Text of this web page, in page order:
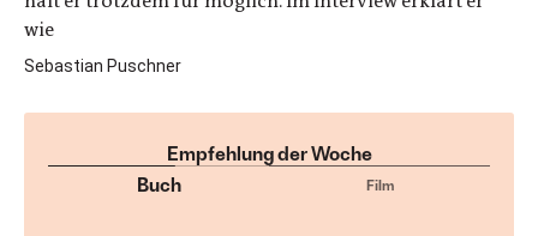
wie
Sebastian Puschner
Empfehlung der Woche
Buch
Film